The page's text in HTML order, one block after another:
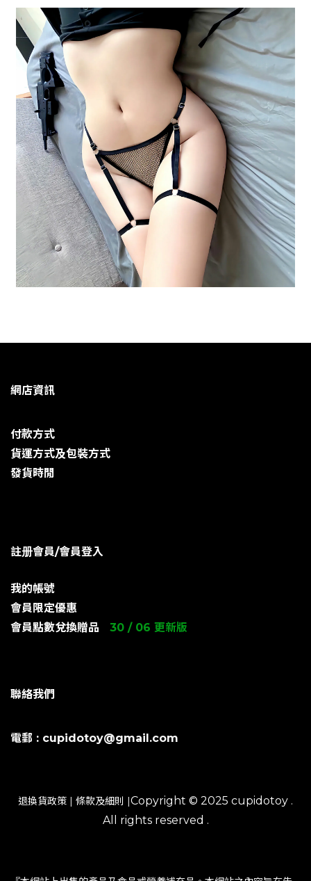
網店資訊
付款方式
貨運方式及包裝方式
發貨時閒
註册會員/會員登入
我的帳號
會員限定優惠
會員點數兌換贈品
30 / 06 更新版
聯絡我們
電郵 : cupidotoy@gmail.com
退換貨政策 | 條款及細則 |Copyright © 2025 cupidotoy .
All rights reserved .